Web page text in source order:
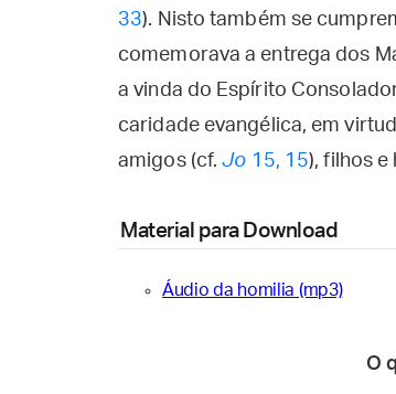
33). Nisto também se
comemorava a entrega dos
a vinda do Espírito
caridade evangélica, em
amigos (cf.Jo 15, 15), filhos e
Material para Download
Áudio da homilia (mp3)
O